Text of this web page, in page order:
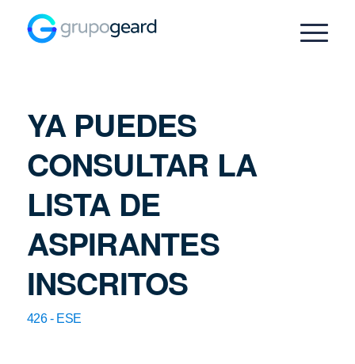
YA PUEDES
CONSULTAR LA
LISTA DE
ASPIRANTES
INSCRITOS
426 - ESE